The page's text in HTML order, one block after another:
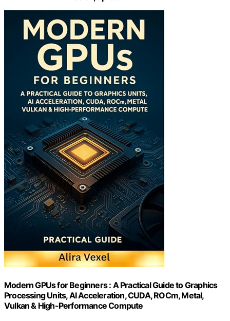
Modern GPUs for Beginners : A Practical Guide to Graphics
Processing Units, AI Acceleration, CUDA, ROCm, Metal,
Vulkan & High-Performance Compute